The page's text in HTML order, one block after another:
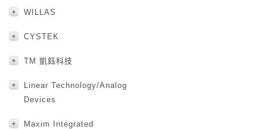
WILLAS
CYSTEK
TM 凱鈺科技
Linear Technology/Analog
Devices
Maxim Integrated